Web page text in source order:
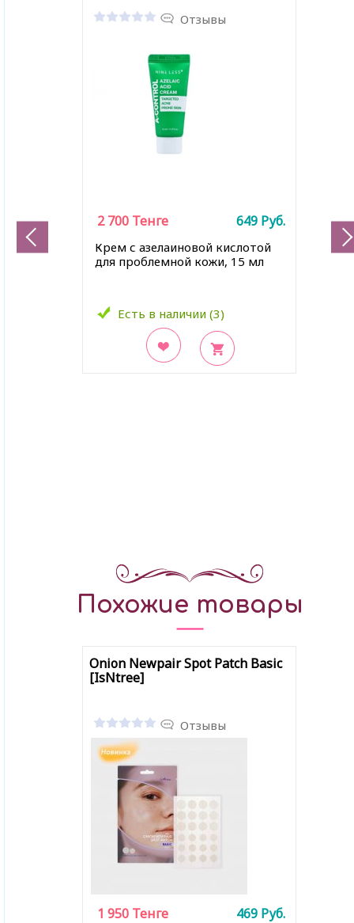
Отзывы
Крем с азелаиновой кислотой
для проблемной кожи, 15 мл
Есть в наличии (3)
2 700 Тенге 649 Руб.
Похожие товары
Onion Newpair Spot Patch Basic
[IsNtree]
Отзывы
1 950 Тенге 469 Руб.